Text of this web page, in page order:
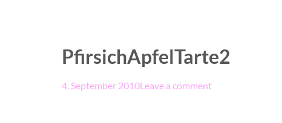
PfirsichApfelTarte2
4. September 2010Leave a comment